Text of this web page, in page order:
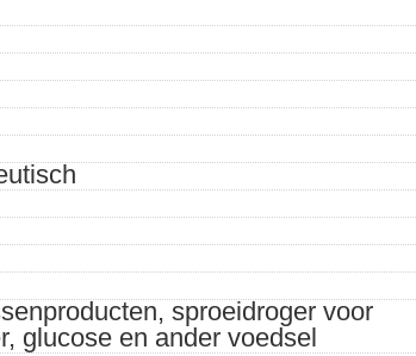
sproeidroger voor
glucose en ander voedsel